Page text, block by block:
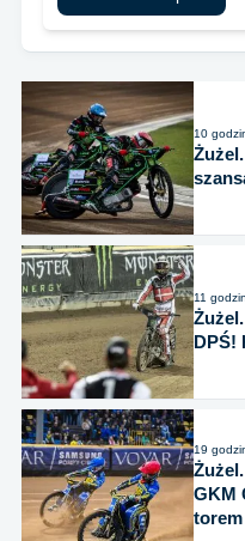
10
11
Żużel.
DPŚ!
19
GKM